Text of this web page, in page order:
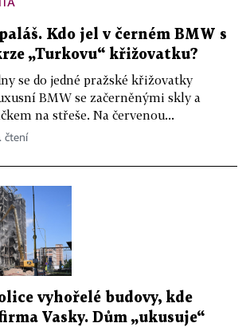
Kdo jel v černém BMW s
„Turkovu“ křižovatku?
se do jedné pražské křižovatky
BMW se začerněnými skly a
na střeše. Na červenou...
čtení
vyhořelé budovy, kde
Vasky. Dům „ukusuje“